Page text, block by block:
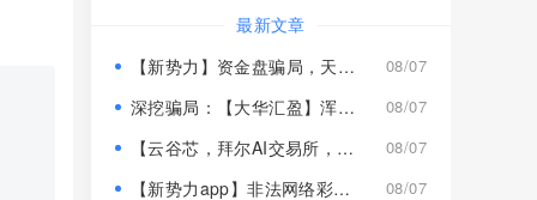
最新文章
【新势力】资金盘骗局，天宫国际和平娱乐的狗推换个马甲又来割韭菜！
08/07
深挖骗局：【大华汇盈】浑身造假，冒用演员充当总监，啼笑皆非！ 08/07
【云谷芯，拜尔AI交易所，塔吉跨境电商】这3个项目都是骗局，近期跑路跟即将崩盘收割，赶紧远离！ 08/07
【新势力app】非法网络彩票骗局，“天宫国际”和“和平娱乐”骗子搞的杀猪盘，远离！ 08/07